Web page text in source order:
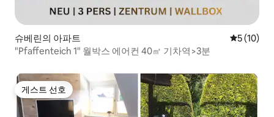
슈베린의 아파트 평점 5점
5 (10)
"Pfaffenteich 1" 월박스 에어컨 40㎡ 기차역>3분
게스트 선호
게스트 선호